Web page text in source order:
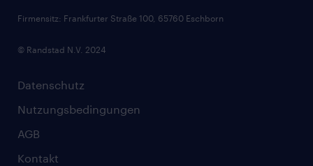
Datenschutz
Nutzungsbedingungen
AGB
Kontakt
Firmensitz: Frankfurter Straße 100, 65760 Eschborn
© Randstad N.V. 2024